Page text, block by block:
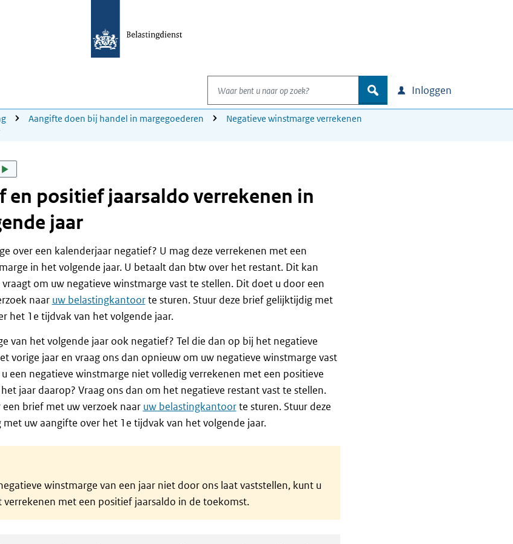
Waar bent u naar op zoek?
zoek Inloggen
Aangifte doen bij handel in margegoederen
Negatieve winstmarge verrekenen
en positief jaarsaldo verrekenen in
jaar
over een kalenderjaar negatief? U mag deze verrekenen met een
in het volgende jaar. U betaalt dan btw over het restant. Dit kan
vraagt om uw negatieve winstmarge vast te stellen. Dit doet u door een
naar uw belastingkantoorte sturen. Stuur deze brief gelijktijdig met
het 1e tijdvak van het volgende jaar.
van het volgende jaar ook negatief? Tel die dan op bij het negatieve
vorige jaar en vraag ons dan opnieuw om uw negatieve winstmarge vast
een negatieve winstmarge niet volledig verrekenen met een positieve
jaar daarop? Vraag ons dan om het negatieve restant vast te stellen.
brief met uw verzoek naar uw belastingkantoorte sturen. Stuur deze
uw aangifte over het 1e tijdvak van het volgende jaar.
winstmarge van een jaar niet door ons laat vaststellen, kunt u
verrekenen met een positief jaarsaldo in de toekomst.